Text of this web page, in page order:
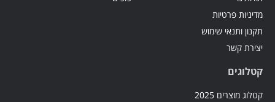
מדיניות פרטיות
תקנון ותנאי שימוש
יצירת קשר
קטלוגים
קטלוג מוצרים 2025